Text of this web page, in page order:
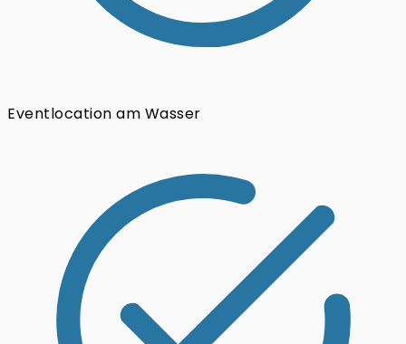
Eventlocation am Wasser